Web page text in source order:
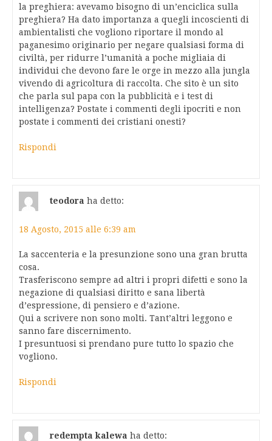
la preghiera: avevamo bisogno di un’enciclica sulla
preghiera? Ha dato importanza a quegli incoscienti di
ambientalisti che vogliono riportare il mondo al
paganesimo originario per negare qualsiasi forma di
civiltà, per ridurre l’umanità a poche migliaia di
individui che devono fare le orge in mezzo alla jungla
vivendo di agricoltura di raccolta. Che sito è un sito
che parla sul papa con la pubblicità e i test di
intelligenza? Postate i commenti degli ipocriti e non
postate i commenti dei cristiani onesti?
Rispondi
teodora ha detto:
18 Agosto, 2015 alle 6:39 am
La saccenteria e la presunzione sono una gran brutta
cosa.
Trasferiscono sempre ad altri i propri difetti e sono la
negazione di qualsiasi diritto e sana libertà
d’espressione, di pensiero e d’azione.
Qui a scrivere non sono molti. Tant’altri leggono e
sanno fare discernimento.
I presuntuosi si prendano pure tutto lo spazio che
vogliono.
Rispondi
redempta kalewa ha detto: